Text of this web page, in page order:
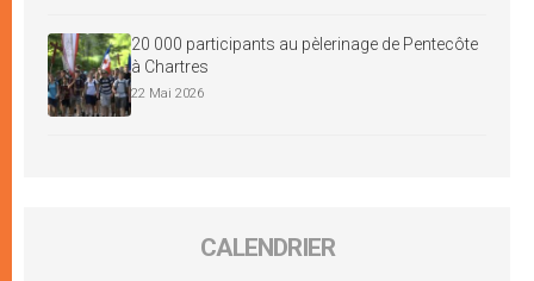
20 000 participants au pèlerinage de Pentecôte
à Chartres
22 Mai 2026
CALENDRIER